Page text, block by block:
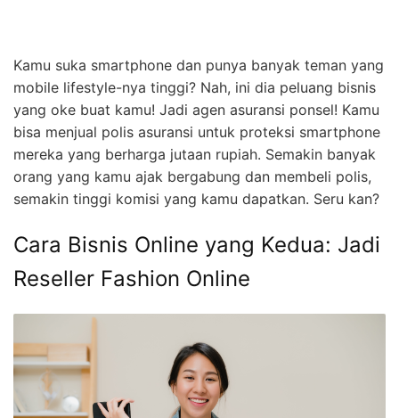
Kamu suka smartphone dan punya banyak teman yang
mobile lifestyle-nya tinggi? Nah, ini dia peluang bisnis
yang oke buat kamu! Jadi agen asuransi ponsel! Kamu
bisa menjual polis asuransi untuk proteksi smartphone
mereka yang berharga jutaan rupiah. Semakin banyak
orang yang kamu ajak bergabung dan membeli polis,
semakin tinggi komisi yang kamu dapatkan. Seru kan?
Cara Bisnis Online yang Kedua: Jadi
Reseller Fashion Online